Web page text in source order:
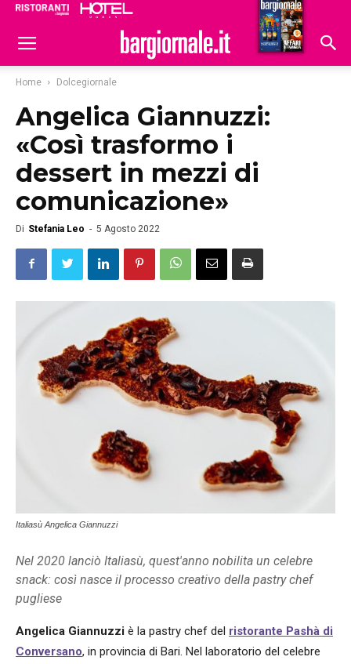
Hoteldomani
Home Dolcegiornale
Angelica Giannuzzi:
«Così trasformo i
dessert in mezzi di
comunicazione»
Di Stefania Leo - 5 Agosto 2022
Italiasù Angelica Giannuzzi
Nel 2020 lanciò Italiasù, quest'anno nobilita un celebre
snack: così nasce il processo creativo della pastry chef
pugliese
Angelica Giannuzzi è la pastry chef del ristorante Pashà di
Conversano, in provincia di Bari. Nel laboratorio del celebre